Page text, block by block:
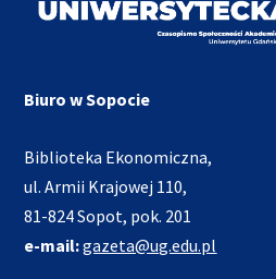
Biuro w Sopocie
Biblioteka Ekonomiczna,
ul. Armii Krajowej 110,
81-824 Sopot, pok. 201
e-mail:gazeta@ug.edu.pl